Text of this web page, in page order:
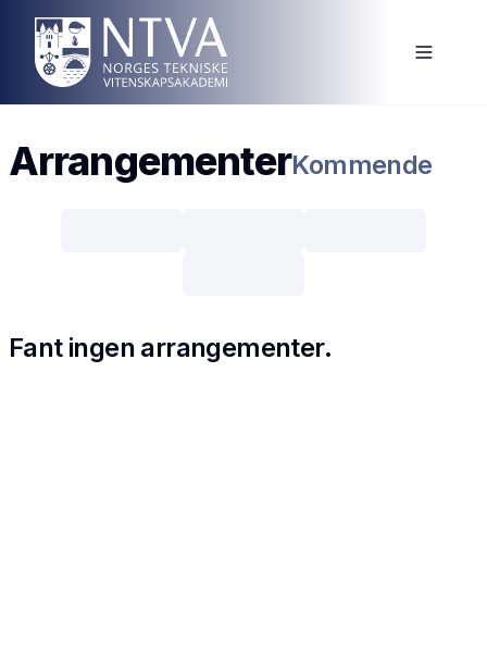
ArrangementerKommende
Fant ingen arrangementer.